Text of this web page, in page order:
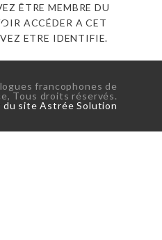
ÊTRE MEMBRE DU
ACCÉDER A CET
ETRE IDENTIFIE.
francophones de
Tous droits réservés.
site Astrée Solution